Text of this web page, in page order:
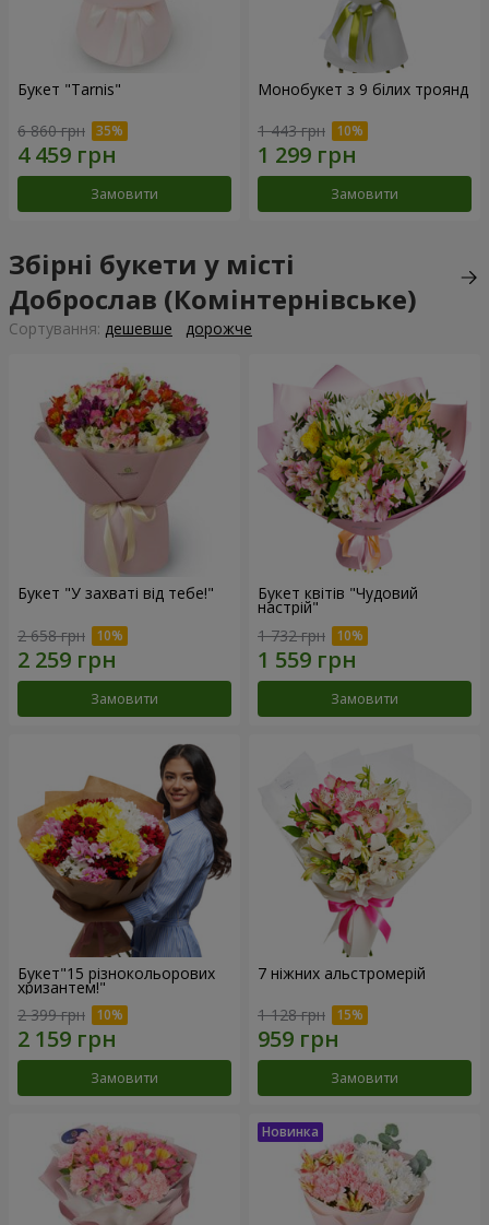
Букет "Tarnis"
6 860 грн
Замовити
Монобукет з 9 білих троянд
1 443 грн
Замовити
Збірні букети у місті
Доброслав (Комінтернівське)
Сортування: дешевше дорожче
Букет "У захваті від тебе!"
2 658 грн
Замовити
Букет квітів "Чудовий
настрій"
1 732 грн
Замовити
Букет"15 різнокольорових
хризантем!"
2 399 грн
Замовити
7 ніжних альстромерій
1 128 грн
Замовити